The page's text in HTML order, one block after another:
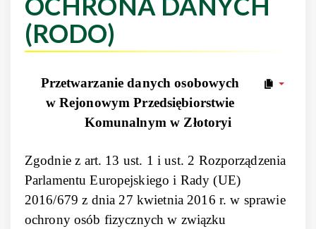
(RODO)
Przetwarzanie danych osobowych
w Rejonowym Przedsiębiorstwie
Komunalnym w Złotoryi
Zgodnie z art. 13 ust. 1 i ust. 2 Rozporządzenia
Parlamentu Europejskiego i Rady (UE)
2016/679 z dnia 27 kwietnia 2016 r. w sprawie
ochrony osób fizycznych w związku